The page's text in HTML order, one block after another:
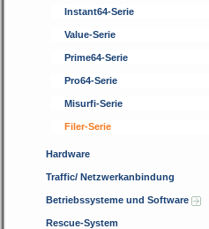
Instant64-Serie
Value-Serie
Prime64-Serie
Pro64-Serie
Misurfi-Serie
Filer-Serie
Hardware
Traffic/ Netzwerkanbindung
Betriebssysteme und Software
Rescue-System